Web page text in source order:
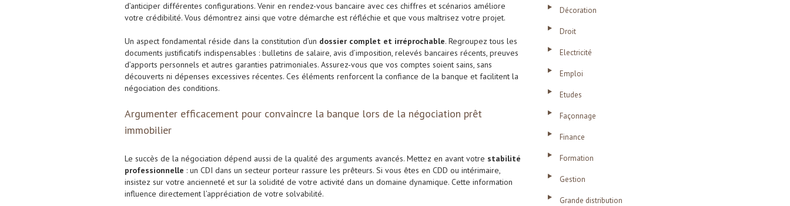
d’anticiper différentes configurations. Venir en rendez-vous bancaire avec ces chiffres et scénarios améliore
votre crédibilité. Vous démontrez ainsi que votre démarche est réfléchie et que vous maîtrisez votre projet.
Un aspect fondamental réside dans la constitution d’un dossier complet et irréprochable. Regroupez tous les
documents justificatifs indispensables : bulletins de salaire, avis d’imposition, relevés bancaires récents, preuves
d’apports personnels et autres garanties patrimoniales. Assurez-vous que vos comptes soient sains, sans
découverts ni dépenses excessives récentes. Ces éléments renforcent la confiance de la banque et facilitent la
négociation des conditions.
Argumenter efficacement pour convaincre la banque lors de la négociation prêt
immobilier
Le succès de la négociation dépend aussi de la qualité des arguments avancés. Mettez en avant votre stabilité
professionnelle : un CDI dans un secteur porteur rassure les prêteurs. Si vous êtes en CDD ou intérimaire,
insistez sur votre ancienneté et sur la solidité de votre activité dans un domaine dynamique. Cette information
influence directement l’appréciation de votre solvabilité.
Décoration
Droit
Electricité
Emploi
Etudes
Façonnage
Finance
Formation
Gestion
Grande distribution